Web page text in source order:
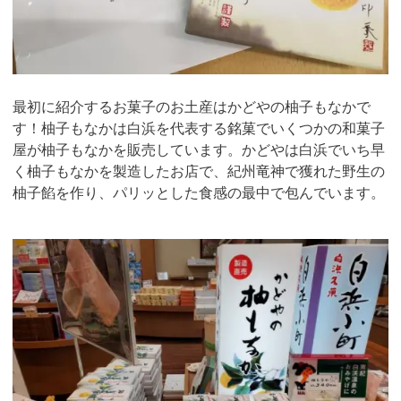
最初に紹介するお菓子のお土産はかどやの柚子もなかで
す！柚子もなかは白浜を代表する銘菓でいくつかの和菓子
屋が柚子もなかを販売しています。かどやは白浜でいち早
く柚子もなかを製造したお店で、紀州竜神で獲れた野生の
柚子餡を作り、パリッとした食感の最中で包んでいます。